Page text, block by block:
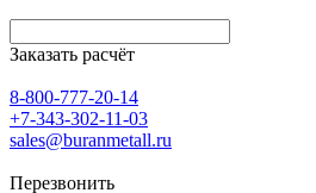
Заказать расчёт
8-800-777-20-14
+7-343-302-11-03
sales@buranmetall.ru
Перезвонить